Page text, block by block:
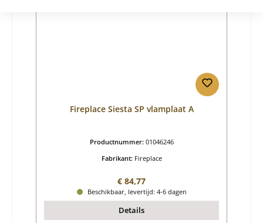
Fireplace Siesta SP vlamplaat A
Productnummer: 01046246
Fabrikant: Fireplace
Normale prijs:
€ 84,77
Beschikbaar, levertijd: 4-6 dagen
Details